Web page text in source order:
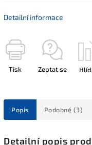
Detailní informace
Tisk Zeptat se
Popis Podobné (3)
Detailní popis